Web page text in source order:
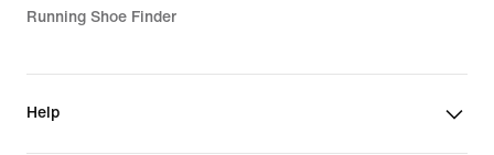
Running Shoe Finder
Help